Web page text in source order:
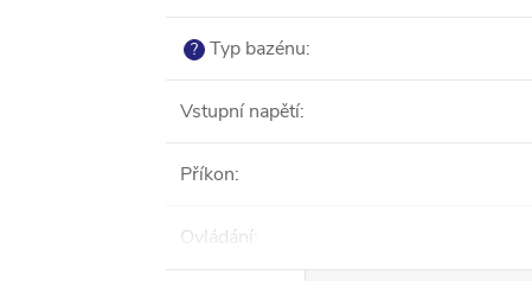
? Typ bazénu:
Vstupní napětí:
Příkon:
Ovládání: